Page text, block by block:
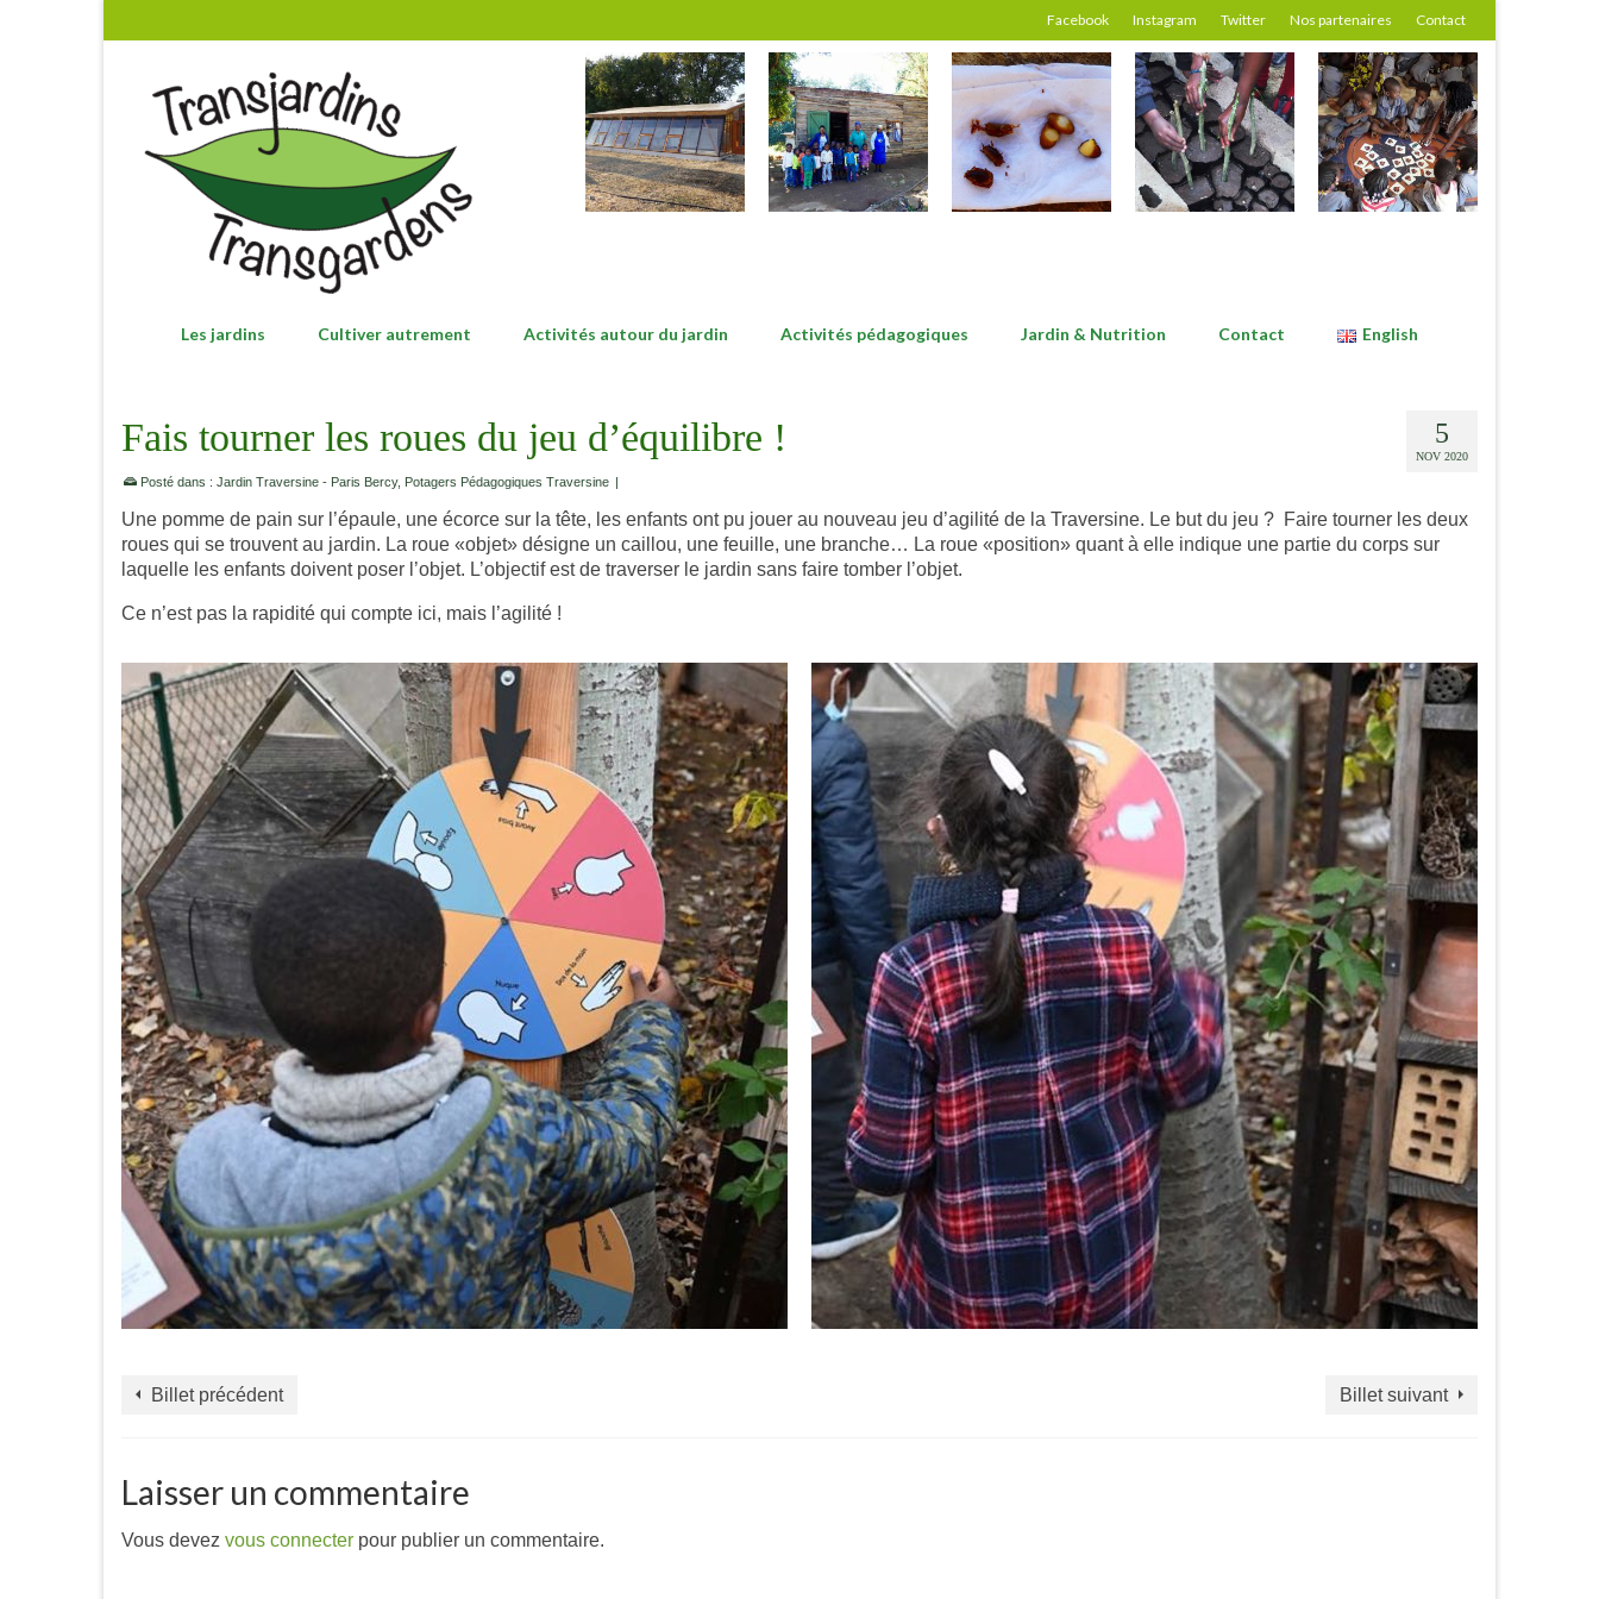
Facebook Instagram Twitter Nos partenaires Contact
Les jardins Cultiver autrement Activités autour du jardin Activités pédagogiques Jardin & Nutrition Contact English
5
NOV 2020
Fais tourner les roues du jeu d’équilibre !
Posté dans : Jardin Traversine - Paris Bercy, Potagers Pédagogiques Traversine |
Une pomme de pain sur l’épaule, une écorce sur la tête, les enfants ont pu jouer au nouveau jeu d’agilité de la Traversine. Le but du jeu ? Faire tourner les deux
roues qui se trouvent au jardin. La roue «objet» désigne un caillou, une feuille, une branche… La roue «position» quant à elle indique une partie du corps sur
laquelle les enfants doivent poser l’objet. L’objectif est de traverser le jardin sans faire tomber l’objet.
Ce n’est pas la rapidité qui compte ici, mais l’agilité !
Billet précédent Billet suivant
Laisser un commentaire
Vous devez vous connecter pour publier un commentaire.